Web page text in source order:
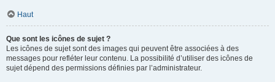
Haut
Que sont les icônes de sujet ?
Les icônes de sujet sont des images qui peuvent être associées à des
messages pour refléter leur contenu. La possibilité d’utiliser des icônes de
sujet dépend des permissions définies par l’administrateur.